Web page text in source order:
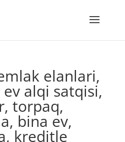
elanlari,
alqi satqisi,
torpaq,
bina ev,
kreditle